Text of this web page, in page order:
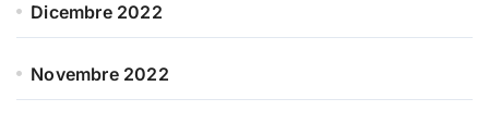
Dicembre 2022
Novembre 2022